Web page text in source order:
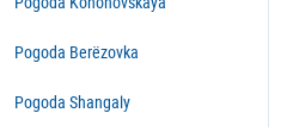
Pogoda Berëzovka
Pogoda Shangaly